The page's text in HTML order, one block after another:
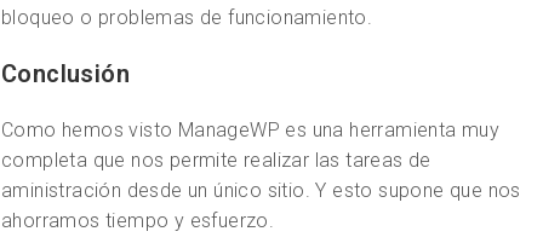
bloqueo o problemas de funcionamiento.
Conclusión
Como hemos visto ManageWP es una herramienta muy
completa que nos permite realizar las tareas de
aministración desde un único sitio. Y esto supone que nos
ahorramos tiempo y esfuerzo.